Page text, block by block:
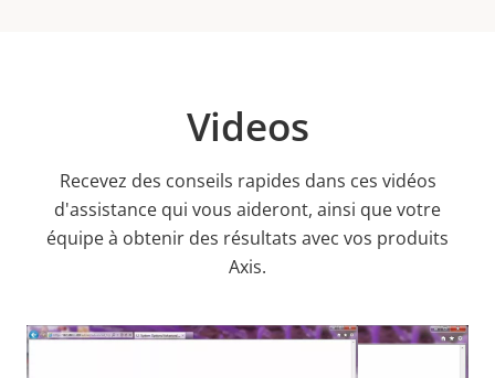
Videos
Recevez des conseils rapides dans ces vidéos
d'assistance qui vous aideront, ainsi que votre
équipe à obtenir des résultats avec vos produits
Axis.